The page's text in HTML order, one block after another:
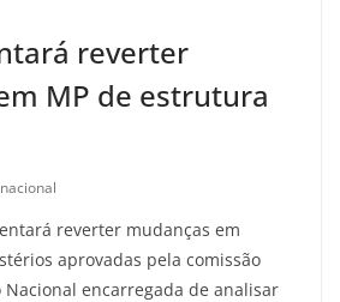
reverter
MP de estrutura
reverter mudanças em
aprovadas pela comissão
Nacional encarregada de analisar